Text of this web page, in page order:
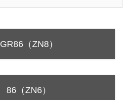
GR86（ZN8）
86（ZN6）